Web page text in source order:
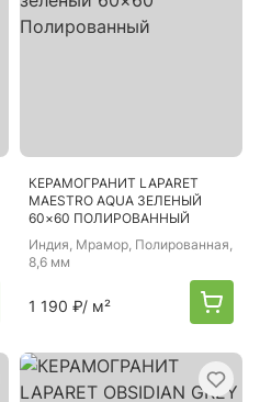
КЕРАМОГРАНИТ LAPARET
MAESTRO AQUA ЗЕЛЕНЫЙ
60×60 ПОЛИРОВАННЫЙ
Индия, Мрамор, Полированная,
8,6 мм
1 190 ₽/ м²